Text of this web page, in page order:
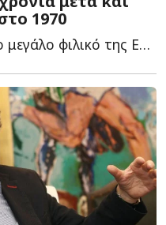
1970
Το αφιέρωμα της ΕΠΟ στο μεγάλο φιλικό της Εθνικής Ελλάδας μ...